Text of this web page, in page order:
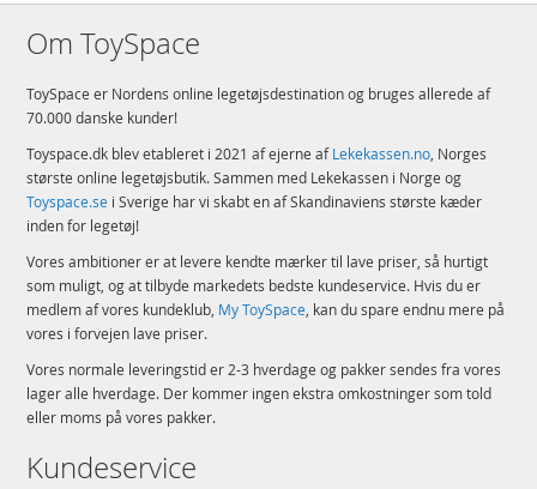
Om ToySpace
ToySpace er Nordens online legetøjsdestination og bruges allerede af
70.000 danske kunder!
Toyspace.dk blev etableret i 2021 af ejerne afLekekassen.no, Norges
største online legetøjsbutik. Sammen med Lekekassen i Norge og
Toyspace.se i Sverige har vi skabt en af Skandinaviens største kæder
inden for legetøj!
Vores ambitioner er at levere kendte mærker til lave priser, så hurtigt
som muligt, og at tilbyde markedets bedste kundeservice. Hvis du er
medlem af vores kundeklub, My ToySpace, kan du spare endnu mere på
vores i forvejen lave priser.
Vores normale leveringstid er 2-3 hverdage og pakker sendes fra vores
lager alle hverdage. Der kommer ingen ekstra omkostninger som told
eller moms på vores pakker.
Kundeservice